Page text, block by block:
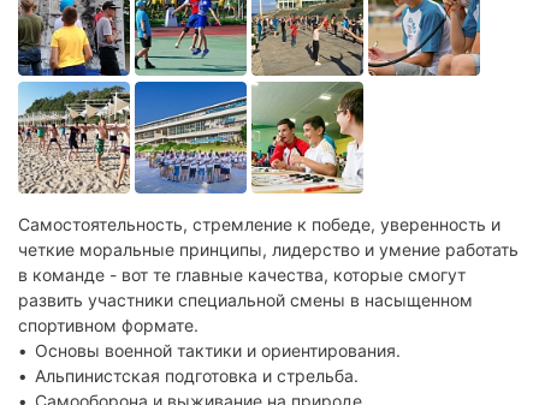
Самостоятельность, стремление к победе, уверенность и
четкие моральные принципы, лидерство и умение работать
в команде - вот те главные качества, которые смогут
развить участники специальной смены в насыщенном
спортивном формате.
Основы военной тактики и ориентирования.
Альпинистская подготовка и стрельба.
Самооборона и выживание на природе.
Образовательные лагеря в Туапсе
Тематические лагеря в Туапсе
Военно-патриотические лагеря на море
Оздоровительные лагеря на море
Спортивные лагеря на море
Образовательные лагеря на море
Тематические лагеря на море